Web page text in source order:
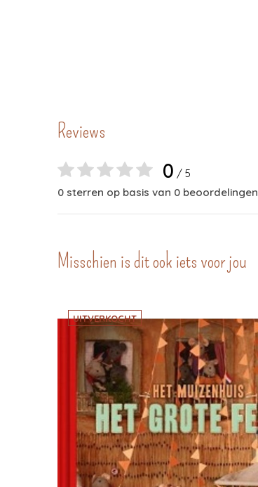
Reviews
0 / 5
0 sterren op basis van 0 beoordelingen
Misschien is dit ook iets voor jou
UITVERKOCHT